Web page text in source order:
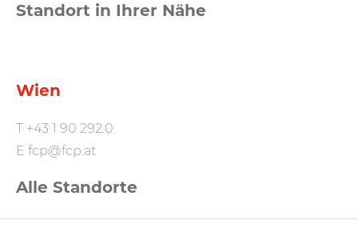
Standort in Ihrer Nähe
Wien
T +43 1 90 292.0
E fcp@fcp.at
Alle Standorte